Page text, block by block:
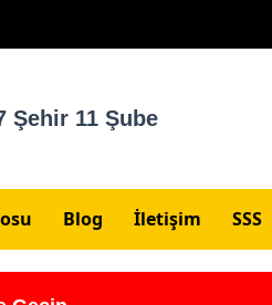
Şehir 11 Şube
Blog İletişim SSS